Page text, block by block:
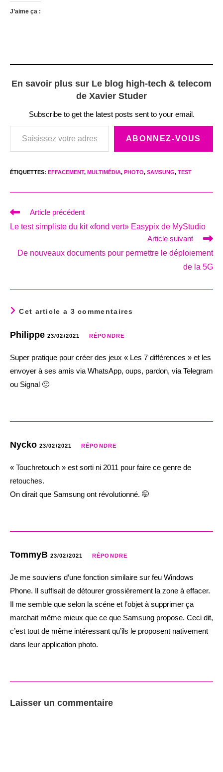
J’aime ça :
En savoir plus sur Le blog high-tech & telecom
de Xavier Studer
Subscribe to get the latest posts sent to your email.
Saisissez votre adresse e-mail…
ABONNEZ-VOUS
ÉTIQUETTES: EFFACEMENT, MULTIMÉDIA, PHOTO, SAMSUNG, TEST
Read
articles
Article précédent
Le test simpliste du kit «fond vert» Easypix de MyStudio
Article suivant
De nouveaux documents pour permettre le déploiement
de la 5G
Cet article a 3 commentaires
Philippe 23/02/2021 RÉPONDRE
Super pratique pour créer des jeux « Les 7 différences » et les
envoyer à ses amis via WhatsApp, oups, pardon, via Telegram
ou Signal 🙂
Nycko 23/02/2021 RÉPONDRE
« Touchretouch » est sorti ni 2011 pour faire ce genre de
retouches.
On dirait que Samsung ont révolutionné. 🤭
TommyB 23/02/2021 RÉPONDRE
Je me souviens d’une fonction similaire sur feu Windows
Phone. Il suffisait de détourer grossièrement la zone à effacer.
Il me semble que selon la scéne et l’objet à supprimer ça
marchait même mieux que ce que Samsung propose. Ceci dit,
c’est tout de même intéressant qu’ils le proposent nativement
dans leur application photo.
Laisser un commentaire